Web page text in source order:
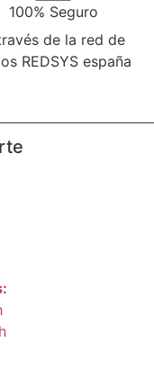
100% Seguro
de la red de
REDSYS españa